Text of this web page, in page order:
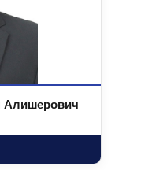
Алишерович